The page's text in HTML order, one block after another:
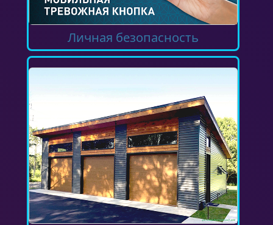
Личная безопасность